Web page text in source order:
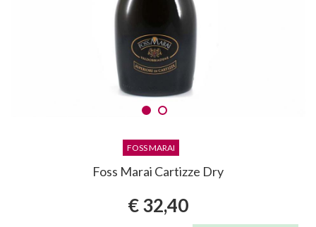
FOSS MARAI
Foss Marai Cartizze Dry
€ 32,40